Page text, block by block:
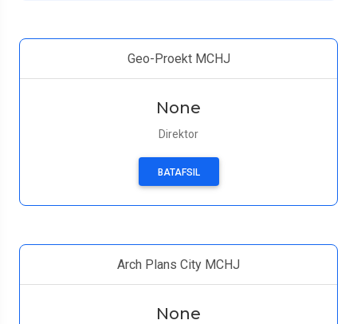
Geo-Proekt MCHJ
None
Direktor
BATAFSIL
Arch Plans City MCHJ
None